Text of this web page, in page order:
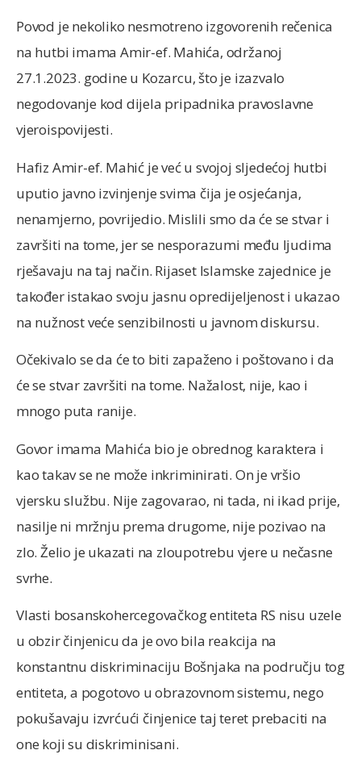
Povod je nekoliko nesmotreno izgovorenih rečenica
na hutbi imama Amir-ef. Mahića, održanoj
27.1.2023. godine u Kozarcu, što je izazvalo
negodovanje kod dijela pripadnika pravoslavne
vjeroispovijesti.
Hafiz Amir-ef. Mahić je već u svojoj sljedećoj hutbi
uputio javno izvinjenje svima čija je osjećanja,
nenamjerno, povrijedio. Mislili smo da će se stvar i
završiti na tome, jer se nesporazumi među ljudima
rješavaju na taj način. Rijaset Islamske zajednice je
također istakao svoju jasnu opredijeljenost i ukazao
na nužnost veće senzibilnosti u javnom diskursu.
Očekivalo se da će to biti zapaženo i poštovano i da
će se stvar završiti na tome. Nažalost, nije, kao i
mnogo puta ranije.
Govor imama Mahića bio je obrednog karaktera i
kao takav se ne može inkriminirati. On je vršio
vjersku službu. Nije zagovarao, ni tada, ni ikad prije,
nasilje ni mržnju prema drugome, nije pozivao na
zlo. Želio je ukazati na zloupotrebu vjere u nečasne
svrhe.
Vlasti bosanskohercegovačkog entiteta RS nisu uzele
u obzir činjenicu da je ovo bila reakcija na
konstantnu diskriminaciju Bošnjaka na području tog
entiteta, a pogotovo u obrazovnom sistemu, nego
pokušavaju izvrćući činjenice taj teret prebaciti na
one koji su diskriminisani.